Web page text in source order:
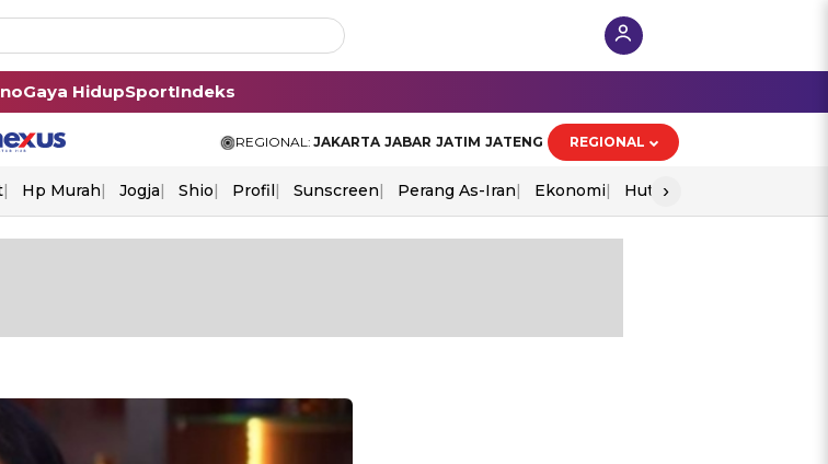
Gaya HidupSportIndeks
REGIONAL: JAKARTA JABAR JATIM JATENG REGIONAL
Hp Murah Jogja Shio Profil Sunscreen Perang As-Iran Ekonomi Hut Ri
›